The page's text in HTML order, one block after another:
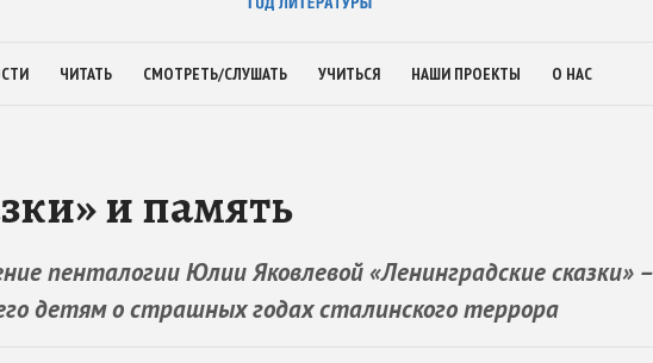
ЧИТАТЬ СМОТРЕТЬ/СЛУШАТЬ УЧИТЬСЯ НАШИ ПРОЕКТЫ О НАС
и память
пенталогии Юлии Яковлевой «Ленинградские сказки» –
детям о страшных годах сталинского террора